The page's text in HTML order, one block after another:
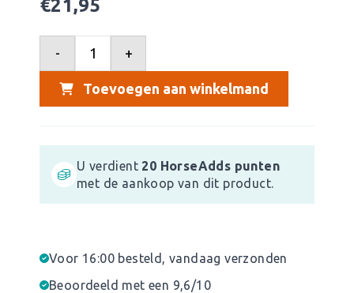
€21,95
- +
Toevoegen aan winkelmand
U verdient 20 HorseAdds punten
met de aankoop van dit product.
Voor 16:00 besteld, vandaag verzonden
Beoordeeld met een 9,6/10